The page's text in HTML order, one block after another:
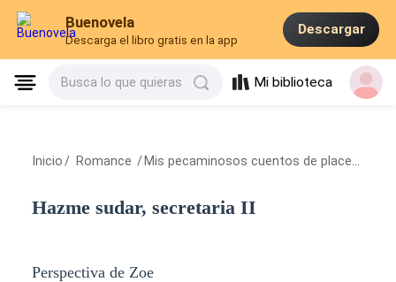
Buenovela
Descarga el libro gratis en la app
Descargar
Busca lo que quieras Mi biblioteca
Inicio / Romance / Mis pecaminosos cuentos de placer
Hazme sudar, secretaria II
Perspectiva de Zoe